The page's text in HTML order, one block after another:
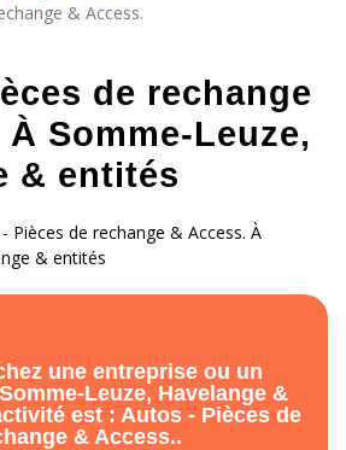
& Access.
de rechange
Somme-Leuze,
& entités
Pièces de rechange & Access. À
& entités
une entreprise ou un
Leuze, Havelange &
est : Autos - Pièces de
& Access..